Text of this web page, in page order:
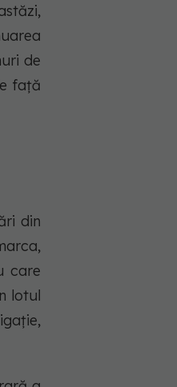
de
față
din
care
lotul